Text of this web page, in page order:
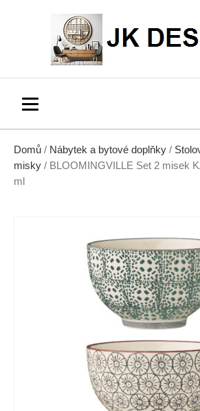
Domů / Nábytek a bytové doplňky /
misky / BLOOMINGVILLE Set 2 misek
ml